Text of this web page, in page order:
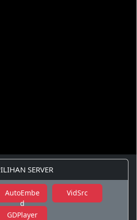
SERVER
AutoEmbe
d
VidSrc
GDPlayer